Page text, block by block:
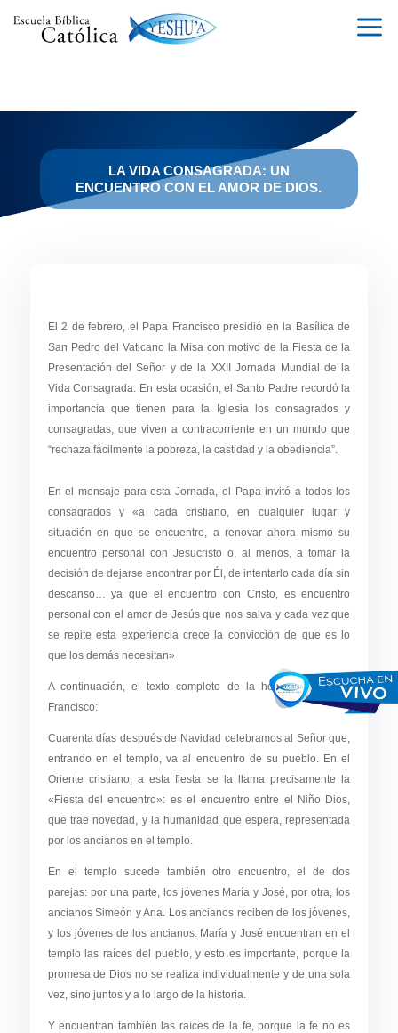
a
LA VIDA CONSAGRADA: UN
ENCUENTRO CON EL AMOR DE DIOS.
El 2 de febrero, el Papa Francisco presidió en la Basílica de
San Pedro del Vaticano la Misa con motivo de la Fiesta de la
Presentación del Señor y de la XXII Jornada Mundial de la
Vida Consagrada. En esta ocasión, el Santo Padre recordó la
importancia que tienen para la Iglesia los consagrados y
consagradas, que viven a contracorriente en un mundo que
“rechaza fácilmente la pobreza, la castidad y la obediencia”.
En el mensaje para esta Jornada, el Papa invitó a todos los
consagrados y «a cada cristiano, en cualquier lugar y
situación en que se encuentre, a renovar ahora mismo su
encuentro personal con Jesucristo o, al menos, a tomar la
decisión de dejarse encontrar por Él, de intentarlo cada día sin
descanso… ya que el encuentro con Cristo, es encuentro
personal con el amor de Jesús que nos salva y cada vez que
se repite esta experiencia crece la convicción de que es lo
que los demás necesitan»
A continuación, el texto completo de la homilía del Papa
Francisco:
Cuarenta días después de Navidad celebramos al Señor que,
entrando en el templo, va al encuentro de su pueblo. En el
Oriente cristiano, a esta fiesta se la llama precisamente la
«Fiesta del encuentro»: es el encuentro entre el Niño Dios,
que trae novedad, y la humanidad que espera, representada
por los ancianos en el templo.
En el templo sucede también otro encuentro, el de dos
parejas: por una parte, los jóvenes María y José, por otra, los
ancianos Simeón y Ana. Los ancianos reciben de los jóvenes,
y los jóvenes de los ancianos. María y José encuentran en el
templo las raíces del pueblo, y esto es importante, porque la
promesa de Dios no se realiza individualmente y de una sola
vez, sino juntos y a lo largo de la historia.
Y encuentran también las raíces de la fe, porque la fe no es